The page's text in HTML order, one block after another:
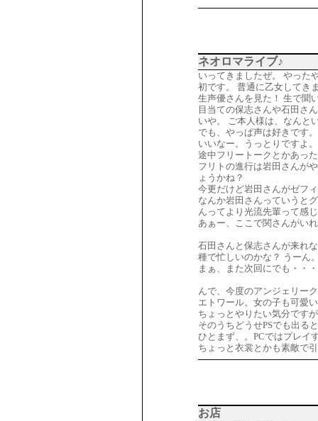
ネオロマライブ♪
いってきましたぜ。 やった
初です。 普通に乙女してき
生声優さんを見た！ 生で聞
目当ての保志さんや石田さ
いや。 ご本人様は、なんと
でも、やっぱ声は好きです
いいなー。うっとりですよ
途中フリートークとかあっ
フリトの進行は岩田さんが
ょうかね？
今更だけど岩田さんがゼフ
なんか岩田さんっていうと
んってより光流先輩って感
あぁー、ここで関さんがい
石田さんと保志さんが来れ
種で忙しいのかな？ うーん
まぁ、また次回にでも・・
んで、今度のアンジェリー
エトワール。女の子も可愛
ちょっとやりたい気分です
そのうちどうせPSでも出る
ひとまず、。PCではプレイ
ちょっと衣裳とかも素敵で
お店